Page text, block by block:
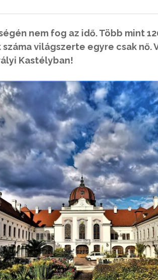
nem fog az idő. Több mint
világszerte egyre csak nő.
Kastélyban!